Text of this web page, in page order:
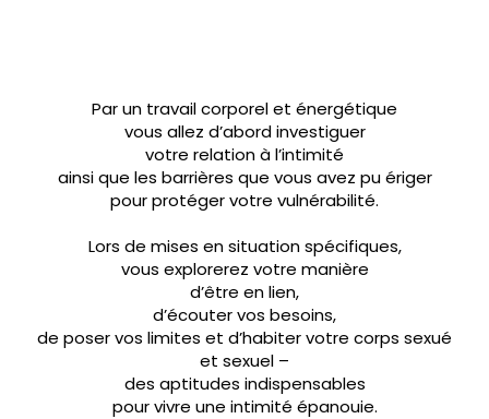
Par un travail corporel et énergétique
vous allez d’abord investiguer
votre relation à l’intimité
ainsi que les barrières que vous avez pu ériger
pour protéger votre vulnérabilité.
Lors de mises en situation spécifiques,
vous explorerez votre manière
d’être en lien,
d’écouter vos besoins,
de poser vos limites et d’habiter votre corps sexué
et sexuel –
des aptitudes indispensables
pour vivre une intimité épanouie.